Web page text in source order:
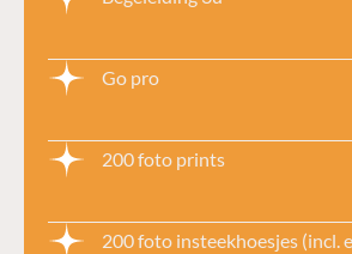
Go pro
200 foto prints
200 foto insteekhoesjes (incl.